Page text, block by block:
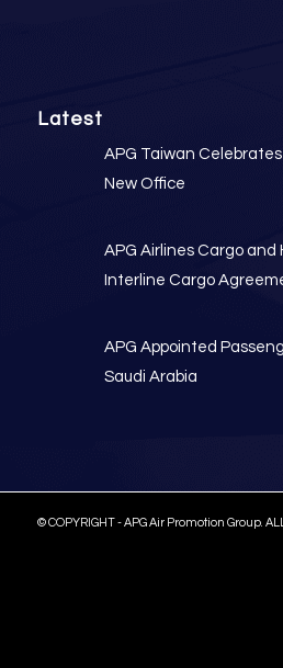
Latest
APG Taiwan
New Office
APG Airlines Cargo and
Interline Cargo
APG Appointed
Saudi Arabia
© COPYRIGHT - APG Air Promotion Group.